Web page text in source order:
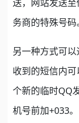
送，网站发送
务商的特殊号码
另一种方式可
收到的短信内
个新的临时QQ
机号前加+033。